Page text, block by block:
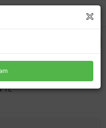
Carbon CS Serisi 2PLY %20
İndirim
TL